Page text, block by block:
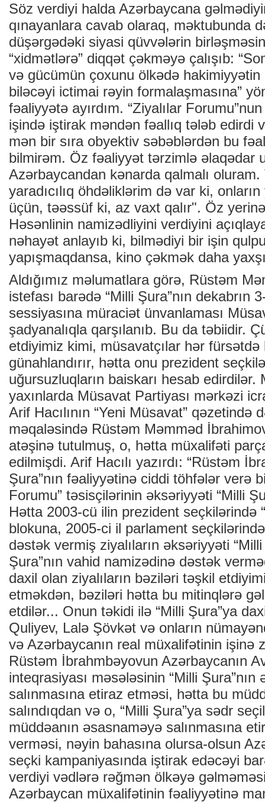
Söz verdiyi halda Azərbaycana
qınayanlara cavab olaraq, məktubunda
düşərgədəki siyasi qüvvələrin
“xidmətlərə” diqqət çəkməyə çalışıb:
və gücümün çoxunu ölkədə hakimiyyətin
biləcəyi ictimai rəyin formalaşmasına”
fəaliyyətə ayırdım. “Ziyalılar
işində iştirak məndən fəallıq tələb edirdi
mən bir sıra obyektiv səbəblərdən bu
bilmirəm. Öz fəaliyyət tərzimlə əlaqədar
Azərbaycandan kənarda qalmalı
yaradıcılıq öhdəliklərim də var ki,
üçün, təəssüf ki, az vaxt qalır". Öz
Həsənlinin namizədliyini verdiyini
nəhayət anlayıb ki, bilmədiyi bir işin
yapışmaqdansa, kino çəkmək daha
Aldığımız məlumatlara görə, Rüstəm
istefası barədə “Milli Şura”nın dekabrın
sessiyasına müraciət ünvanlaması
şadyanalıqla qarşılanıb. Bu da təbiidir.
etdiyimiz kimi, müsavatçılar hər
günahlandırır, hətta onu prezident
uğursuzluqların baiskarı hesab edirdilər.
yaxınlarda Müsavat Partiyası mərkəzi
Arif Hacılının “Yeni Müsavat” qəzetində
məqaləsində Rüstəm Məmməd
atəşinə tutulmuş, o, hətta müxalifəti
edilmişdi. Arif Hacılı yazırdı: “Rüstəm
Şura”nın fəaliyyətinə ciddi töhfələr verə
Forumu” təsisçilərinin əksəriyyəti “Milli
Hətta 2003-cü ilin prezident seçkilərində
blokuna, 2005-ci il parlament seçkilərində
dəstək vermiş ziyalıların əksəriyyəti
Şura”nın vahid namizədinə dəstək
daxil olan ziyalıların bəziləri təşkil
etməkdən, bəziləri hətta bu mitinqlərə
etdilər... Onun təkidi ilə “Milli Şura”ya
Quliyev, Lalə Şövkət və onların
və Azərbaycanın real müxalifətinin işinə
Rüstəm İbrahmbəyovun Azərbaycanın
inteqrasiyası məsələsinin “Milli Şura”nın
salınmasına etiraz etməsi, hətta bu
salındıqdan və o, “Milli Şura”ya sədr
müddəanın əsasnaməyə salınmasına
verməsi, nəyin bahasına olursa-olsun
seçki kampaniyasında iştirak edəcəyi
verdiyi vədlərə rəğmən ölkəyə
Azərbaycan müxalifətinin fəaliyyətinə